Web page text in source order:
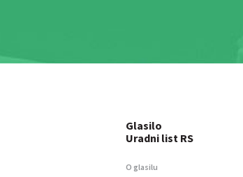
Glasilo
Uradni list RS
O glasilu